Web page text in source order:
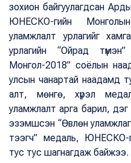
зохион байгуулагдсан
ЮНЕСКО-гийн
уламжлалт урлагийг
урлагийн “Ойрад
Монгол-2018” соёлын
улсын чанартай наадамд
алт, мөнгө, хүрэл
уламжлалт арга барил, дэг
эзэмшсэн “Өвлөн
тээгч” медаль, ЮНЕСКО-
тус тус шагнагдаж байжээ.